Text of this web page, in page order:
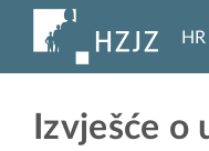
HR
Izvješće o